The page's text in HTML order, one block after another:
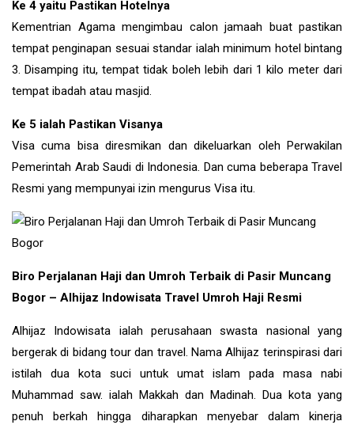
Ke 4 yaitu Pastikan Hotelnya
Kementrian Agama mengimbau calon jamaah buat pastikan
tempat penginapan sesuai standar ialah minimum hotel bintang
3. Disamping itu, tempat tidak boleh lebih dari 1 kilo meter dari
tempat ibadah atau masjid.
Ke 5 ialah Pastikan Visanya
Visa cuma bisa diresmikan dan dikeluarkan oleh Perwakilan
Pemerintah Arab Saudi di Indonesia. Dan cuma beberapa Travel
Resmi yang mempunyai izin mengurus Visa itu.
Biro Perjalanan Haji dan Umroh Terbaik di Pasir Muncang
Bogor – Alhijaz Indowisata Travel Umroh Haji Resmi
Alhijaz Indowisata ialah perusahaan swasta nasional yang
bergerak di bidang tour dan travel. Nama Alhijaz terinspirasi dari
istilah dua kota suci untuk umat islam pada masa nabi
Muhammad saw. ialah Makkah dan Madinah. Dua kota yang
penuh berkah hingga diharapkan menyebar dalam kinerja